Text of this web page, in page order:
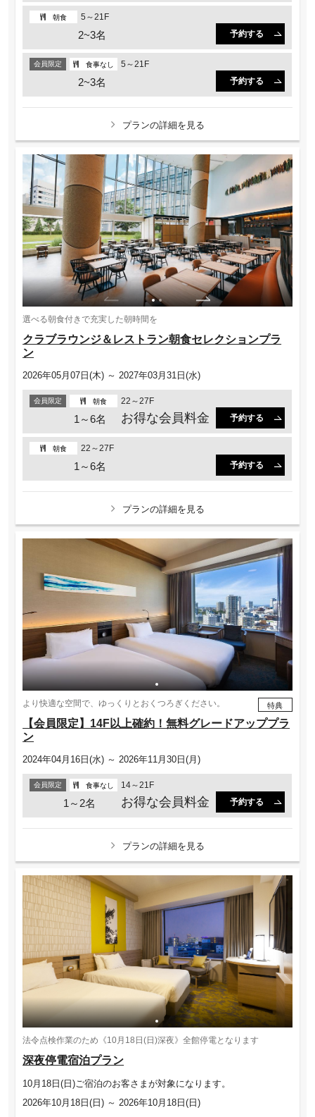
朝食 5～21F
2~3名 予約する
会員限定 食事なし 5～21F
2~3名 予約する
プランの詳細を見る
選べる朝食付きで充実した朝時間を
クラブラウンジ＆レストラン朝食セレクションプラ
ン
2026年05月07日(木) ～ 2027年03月31日(水)
会員限定 朝食 22～27F
1～6名 お得な会員料金 予約する
朝食 22～27F
1～6名 予約する
プランの詳細を見る
より快適な空間で、ゆっくりとおくつろぎください。
【会員限定】14F以上確約！無料グレードアッププラ
ン
特典
2024年04月16日(水) ～ 2026年11月30日(月)
会員限定 食事なし 14～21F
1～2名 お得な会員料金 予約する
プランの詳細を見る
法令点検作業のため《10月18日(日)深夜》全館停電となります
深夜停電宿泊プラン
10月18日(日)ご宿泊のお客さまが対象になります。
2026年10月18日(日) ～ 2026年10月18日(日)